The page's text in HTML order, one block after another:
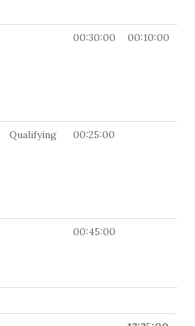
00:30:00 00:10:00
Qualifying 00:25:00
00:45:00